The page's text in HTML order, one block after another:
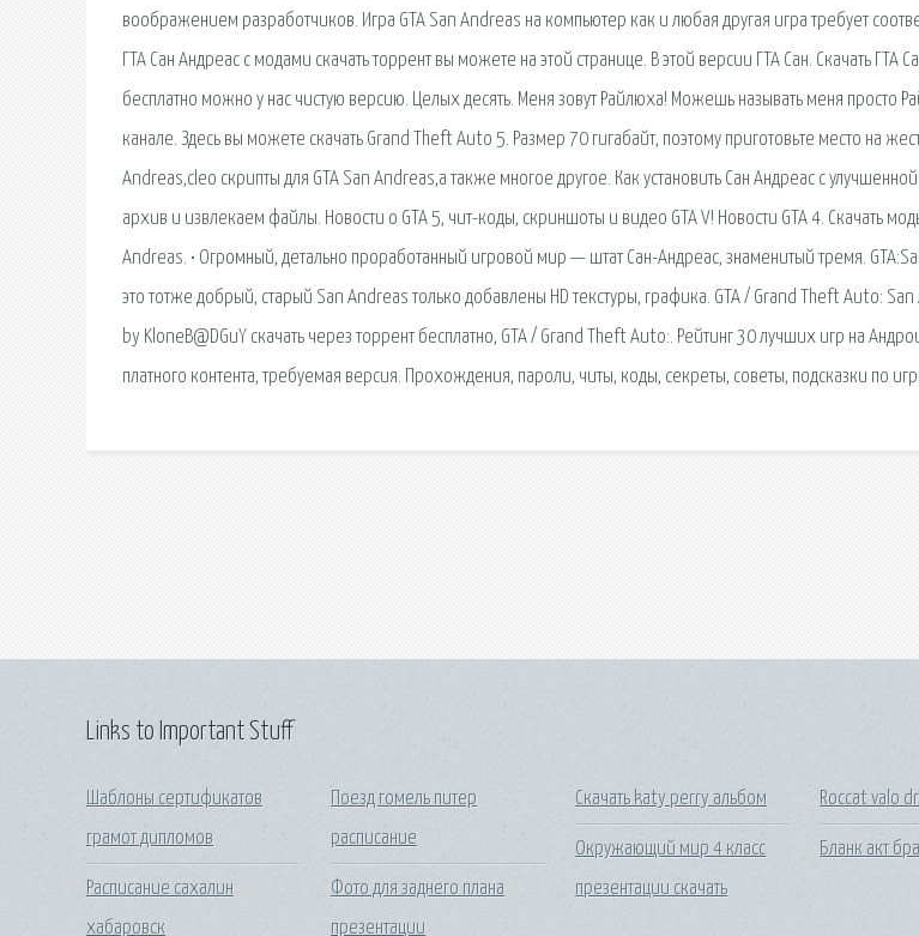
воображением разработчиков. Игра GTA San Andreas на компьютер как и любая другая игра требует
ГТА Сан Андреас с модами скачать торрент вы можете на этой странице. В этой версии ГТА Сан. Скачать ГТА
бесплатно можно у нас чистую версию. Целых десять. Меня зовут Райлюха! Можешь называть меня просто
канале. Здесь вы можете скачать Grand Theft Auto 5. Размер 70 гигабайт, поэтому приготовьте место на
Andreas,cleo скрипты для GTA San Andreas,а также многое другое. Как установить Сан Андреас с
архив и извлекаем файлы. Новости о GTA 5, чит-коды, скриншоты и видео GTA V! Новости GTA 4. Скачать
Andreas. • Огромный, детально проработанный игровой мир — штат Сан-Андреас, знаменитый тремя.
это тотже добрый, старый San Andreas только добавлены HD текстуры, графика. GTA / Grand Theft Auto:
by KloneB@DGuY скачать через торрент бесплатно, GTA / Grand Theft Auto:. Рейтинг 30 лучших игр на
платного контента, требуемая версия. Прохождения, пароли, читы, коды, секреты, советы, подсказки по
Links to Important Stuff
Шаблоны сертификатов
грамот дипломов
Расписание сахалин
хабаровск
Поезд гомель питер
расписание
Фото для заднего плана
презентации
Скачать katy perry альбом
Окружающий мир 4 класс
презентации скачать
Roccat valo
Бланк акт